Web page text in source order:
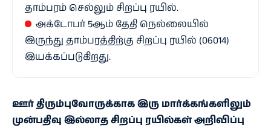
தாம்பரம் செல்லும் சிறப்பு ரயில்.
அக்டோபர் 5ஆம் தேதி நெல்லையில்
இருந்து தாம்பரத்திற்கு சிறப்பு ரயில் (06014)
இயக்கப்படுகிறது.
ஊர் திரும்புவோருக்காக இரு மார்க்கங்களிலும்
முன்பதிவு இல்லாத சிறப்பு ரயில்கள் அறிவிப்பு